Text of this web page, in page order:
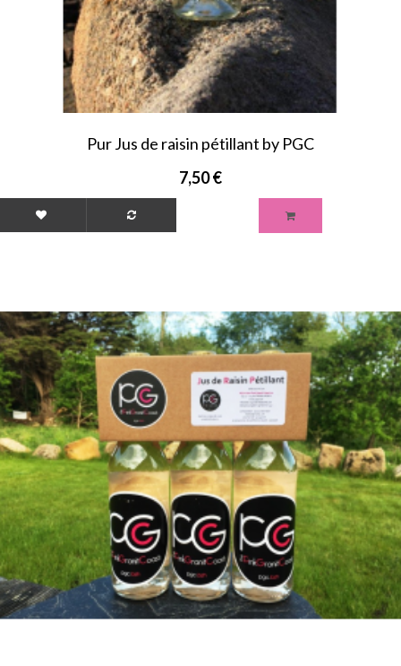
Pur Jus de raisin pétillant by PGC
7,50 €